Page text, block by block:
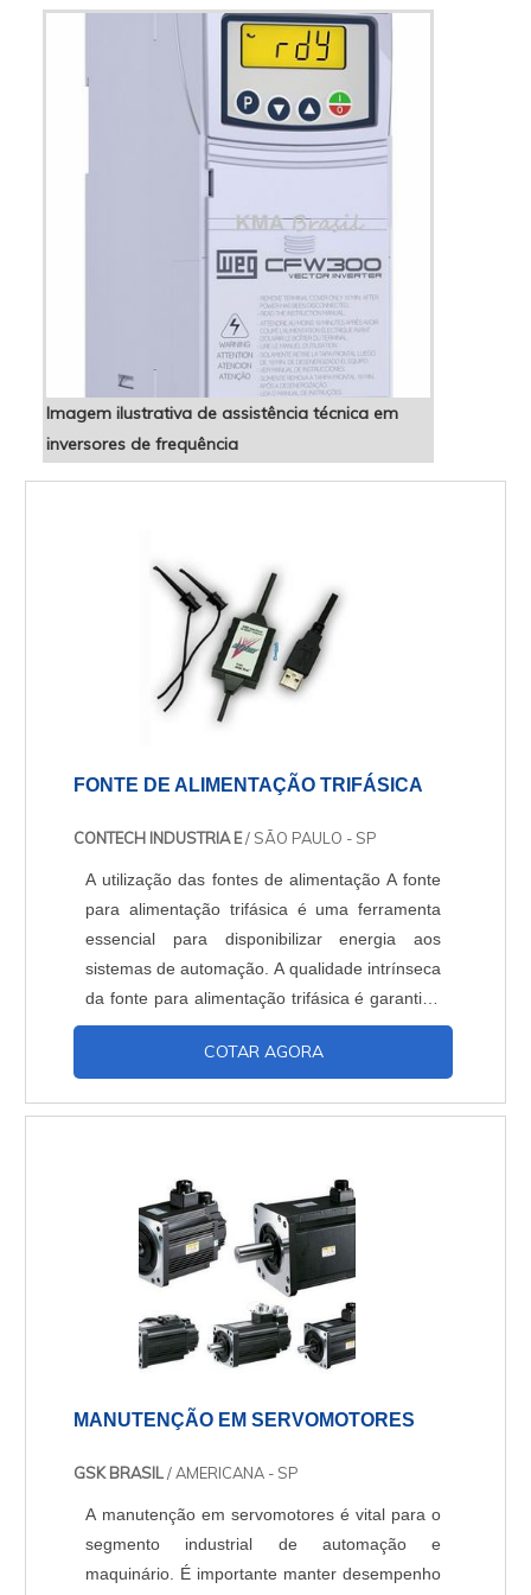
Imagem ilustrativa de assistência técnica em
inversores de frequência
FONTE DE ALIMENTAÇÃO TRIFÁSICA
CONTECH INDUSTRIA E/ SÃO PAULO - SP
A utilização das fontes de alimentação A fonte
para alimentação trifásica é uma ferramenta
essencial para disponibilizar energia aos
sistemas de automação. A qualidade intrínseca
da fonte para alimentação trifásica é garantida
e altamente decisiva para os componentes
conectados funcionem de maneira adequada e
planejada para suprir as situações críticas
COTAR AGORA
MANUTENÇÃO EM SERVOMOTORES
GSK BRASIL/ AMERICANA - SP
A manutenção em servomotores é vital para o
segmento industrial de automação e
maquinário. É importante manter desempenho